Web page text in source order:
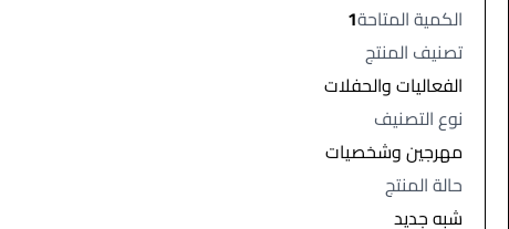
الكمية المتاحة1
تصنيف المنتج
الفعاليات والحفلات
نوع التصنيف
مهرجين وشخصيات
حالة المنتج
شبه جديد